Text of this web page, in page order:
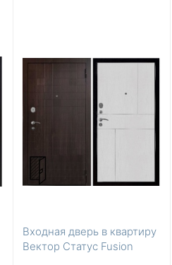
Входная дверь в квартиру
Вектор Статус Fusion